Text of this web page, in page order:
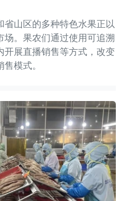
山区的多种特色水果正以
场。果农们通过使用可追溯
开展直播销售等方式，改变
模式。